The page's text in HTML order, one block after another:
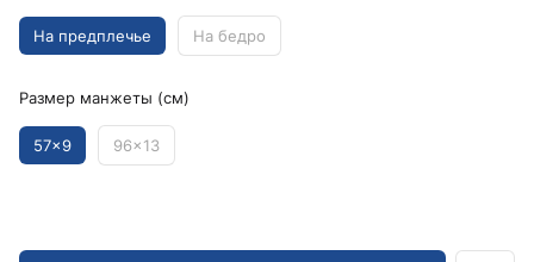
На предплечье На бедро
Размер манжеты (см)
57x9 96x13